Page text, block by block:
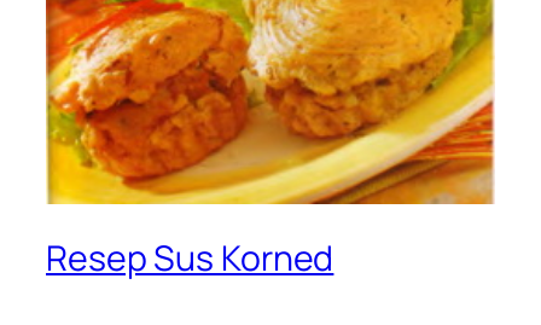
Resep Sus Korned